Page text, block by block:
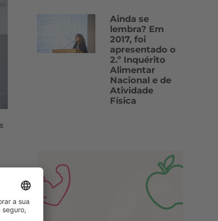
Ainda se
lembra? Em
2017, foi
apresentado o
2.º Inquérito
Alimentar
Nacional e de
Atividade
Física